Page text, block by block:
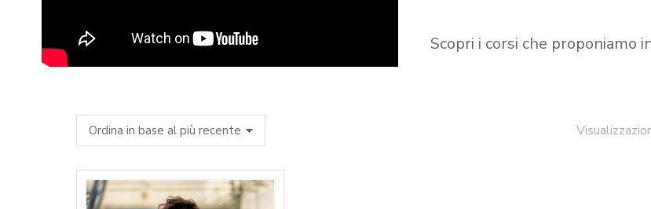
Scopri i corsi che proponiamo